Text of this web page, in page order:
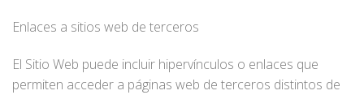
Enlaces a sitios web de terceros
El Sitio Web puede incluir hipervínculos o enlaces que
permiten acceder a páginas web de terceros distintos de